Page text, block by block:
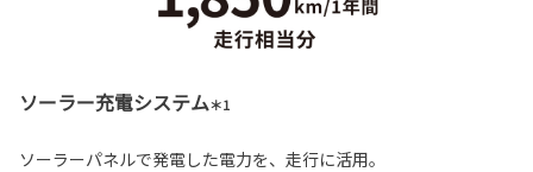
ソーラー充電システム＊1
ソーラーパネルで発電した電力を、走行に活用。